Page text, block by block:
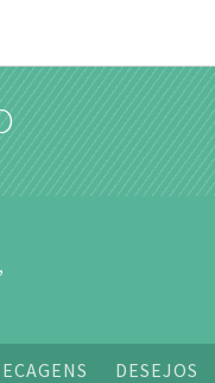
DESEJOS